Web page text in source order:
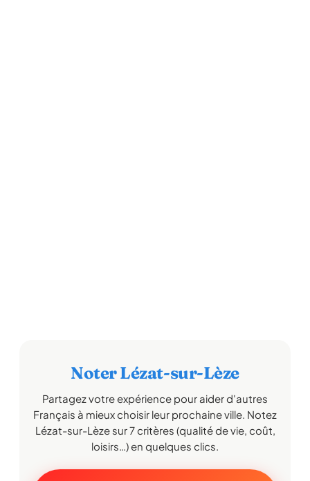
Noter Lézat-sur-Lèze
Partagez votre expérience pour aider d'autres
Français à mieux choisir leur prochaine ville. Notez
Lézat-sur-Lèze sur 7 critères (qualité de vie, coût,
loisirs…) en quelques clics.